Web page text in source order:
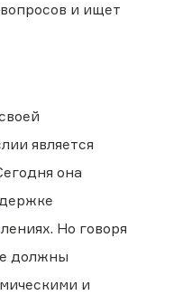
и ищет
является
она
Но говоря
должны
и